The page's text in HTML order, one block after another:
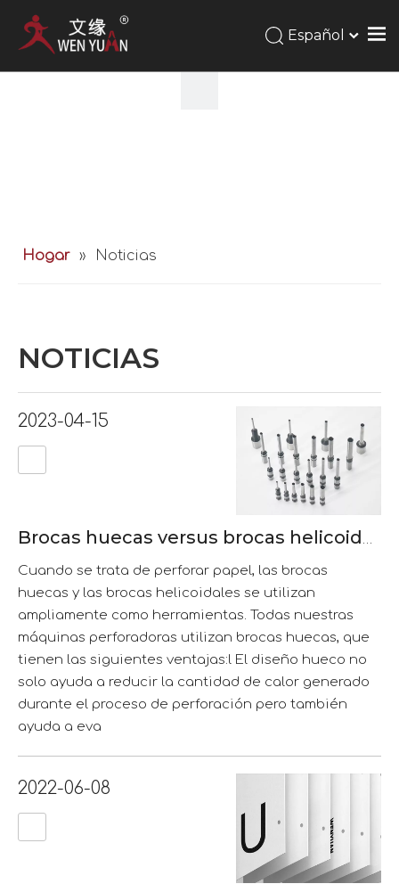
Español
Hogar » Noticias
NOTICIAS
2023-04-15
Brocas huecas versus brocas helicoidales
Cuando se trata de perforar papel, las brocas
huecas y las brocas helicoidales se utilizan
ampliamente como herramientas. Todas nuestras
máquinas perforadoras utilizan brocas huecas, que
tienen las siguientes ventajas:l El diseño hueco no
solo ayuda a reducir la cantidad de calor generado
durante el proceso de perforación pero también
ayuda a eva
2022-06-08